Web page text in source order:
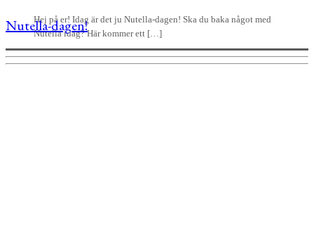
Hej på er! Idag är det ju Nutella-dagen! Ska du baka något med
Nutella idag? Här kommer ett […]
Nutella-dagen!